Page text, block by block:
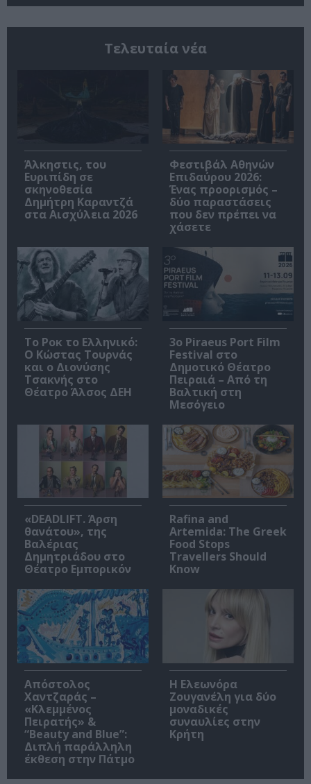
Τελευταία νέα
Άλκηστις, του
Ευριπίδη σε
σκηνοθεσία
Δημήτρη Καραντζά
στα Αισχύλεια 2026
Φεστιβάλ Αθηνών
Επιδαύρου 2026:
Ένας προορισμός –
δύο παραστάσεις
που δεν πρέπει να
χάσετε
Το Ροκ το Ελληνικό:
Ο Κώστας Τουρνάς
και ο Διονύσης
Τσακνής στο
Θέατρο Άλσος ΔΕΗ
3o Piraeus Port Film
Festival στο
Δημοτικό Θέατρο
Πειραιά – Από τη
Βαλτική στη
Μεσόγειο
«DEADLIFT. Άρση
θανάτου», της
Βαλέριας
Δημητριάδου στο
Θέατρο Εμπορικόν
Rafina and
Artemida: The Greek
Food Stops
Travellers Should
Know
Απόστολος
Χαντζαράς –
«Κλεμμένος
Πειρατής» &
“Beauty and Blue”:
Διπλή παράλληλη
έκθεση στην Πάτμο
Η Ελεωνόρα
Ζουγανέλη για δύο
μοναδικές
συναυλίες στην
Κρήτη